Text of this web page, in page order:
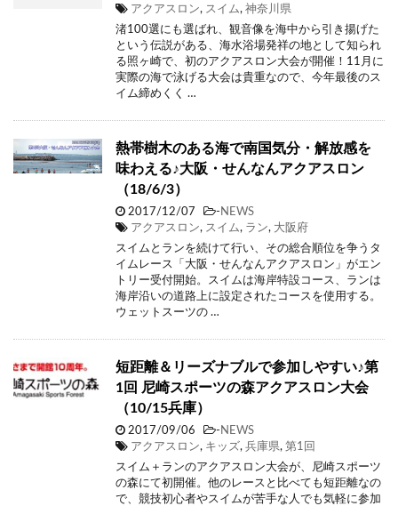
アクアスロン, スイム, 神奈川県
渚100選にも選ばれ、観音像を海中から引き揚げた
という伝説がある、海水浴場発祥の地として知られ
る照ヶ崎で、初のアクアスロン大会が開催！11月に
実際の海で泳げる大会は貴重なので、今年最後のス
イム締めくく …
熱帯樹木のある海で南国気分・解放感を
味わえる♪大阪・せんなんアクアスロン
（18/6/3）
2017/12/07 - NEWS
アクアスロン, スイム, ラン, 大阪府
スイムとランを続けて行い、その総合順位を争うタ
イムレース「大阪・せんなんアクアスロン」がエン
トリー受付開始。スイムは海岸特設コース、ランは
海岸沿いの道路上に設定されたコースを使用する。
ウェットスーツの …
短距離＆リーズナブルで参加しやすい♪第
1回 尼崎スポーツの森アクアスロン大会
（10/15兵庫）
2017/09/06 - NEWS
アクアスロン, キッズ, 兵庫県, 第1回
スイム＋ランのアクアスロン大会が、尼崎スポーツ
の森にて初開催。他のレースと比べても短距離なの
で、競技初心者やスイムが苦手な人でも気軽に参加